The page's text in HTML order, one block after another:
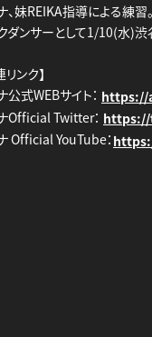
、妹REIKA指導による練習。
ダンサーとして1/10(水)
リンク】
公式WEBサイト： https://
Official Twitter： https://
Official YouTube：